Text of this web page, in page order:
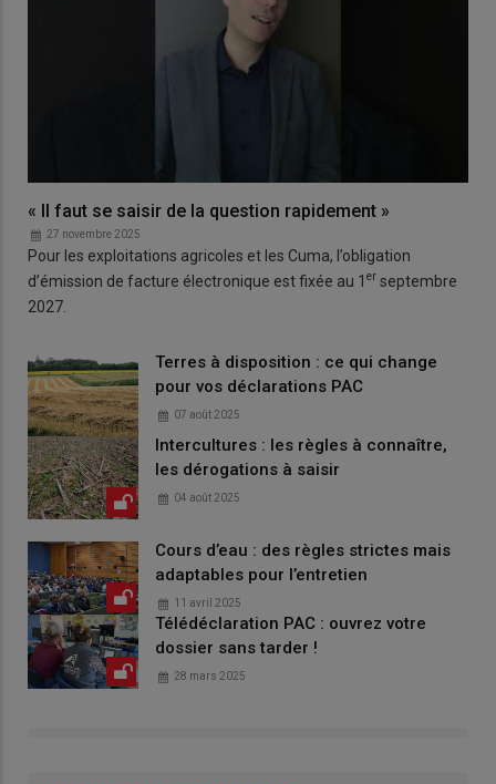
« Il faut se saisir de la question rapidement »
27 novembre 2025
Pour les exploitations agricoles et les Cuma, l’obligation
d’émission de facture électronique est fixée au 1 er septembre
2027.
Terres à disposition : ce qui change
pour vos déclarations PAC
07 août 2025
Intercultures : les règles à connaître,
les dérogations à saisir
04 août 2025
Cours d’eau : des règles strictes mais
adaptables pour l’entretien
11 avril 2025
Télédéclaration PAC : ouvrez votre
dossier sans tarder !
28 mars 2025